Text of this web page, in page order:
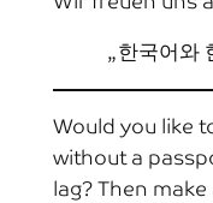
„한국어와
Would you like
without a
lag? Then